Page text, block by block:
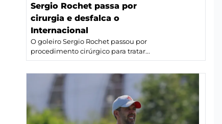
Sergio Rochet passa por
cirurgia e desfalca o
Internacional
O goleiro Sergio Rochet passou por
procedimento cirúrgico para tratar...